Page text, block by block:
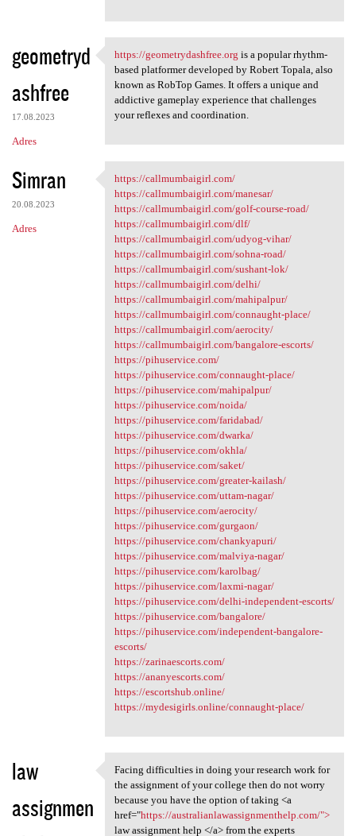
geometryd
ashfree
17.08.2023
Adres
https://geometrydashfree.org
https://geometrydashfree.org is a popular rhythm-
based platformer developed by Robert Topala, also
known as RobTop Games. It offers a unique and
addictive gameplay experience that challenges
your reflexes and coordination.
Simran
20.08.2023
Adres
https://callmumbaigirl.com/
https://callmumbaigirl.com/
https://callmumbaigirl.com/manesar/
https://callmumbaigirl.com/golf-course-road/
https://callmumbaigirl.com/dlf/
https://callmumbaigirl.com/udyog-vihar/
https://callmumbaigirl.com/sohna-road/
https://callmumbaigirl.com/sushant-lok/
https://callmumbaigirl.com/delhi/
https://callmumbaigirl.com/mahipalpur/
https://callmumbaigirl.com/connaught-place/
https://callmumbaigirl.com/aerocity/
https://callmumbaigirl.com/bangalore-escorts/
https://pihuservice.com/
https://pihuservice.com/connaught-place/
https://pihuservice.com/mahipalpur/
https://pihuservice.com/noida/
https://pihuservice.com/faridabad/
https://pihuservice.com/dwarka/
https://pihuservice.com/okhla/
https://pihuservice.com/saket/
https://pihuservice.com/greater-kailash/
https://pihuservice.com/uttam-nagar/
https://pihuservice.com/aerocity/
https://pihuservice.com/gurgaon/
https://pihuservice.com/chankyapuri/
https://pihuservice.com/malviya-nagar/
https://pihuservice.com/karolbag/
https://pihuservice.com/laxmi-nagar/
https://pihuservice.com/delhi-independent-escorts/
https://pihuservice.com/bangalore/
https://pihuservice.com/independent-bangalore-
escorts/
https://zarinaescorts.com/
https://ananyescorts.com/
https://escortshub.online/
https://mydesigirls.online/connaught-place/
law
assignmen
Facing difficulties in doing
Facing difficulties in doing your research work for
the assignment of your college then do not worry
because you have the option of taking <a
href="https://australianlawassignmenthelp.com/">
law assignment help </a> from the experts